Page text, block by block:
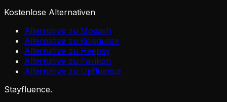
Kostenlose Alternativen
Alternative zu Modash
Alternative zu Kolsquare
Alternative zu Heepsy
Alternative zu Favikon
Alternative zu Upfluence
Stayfluence.